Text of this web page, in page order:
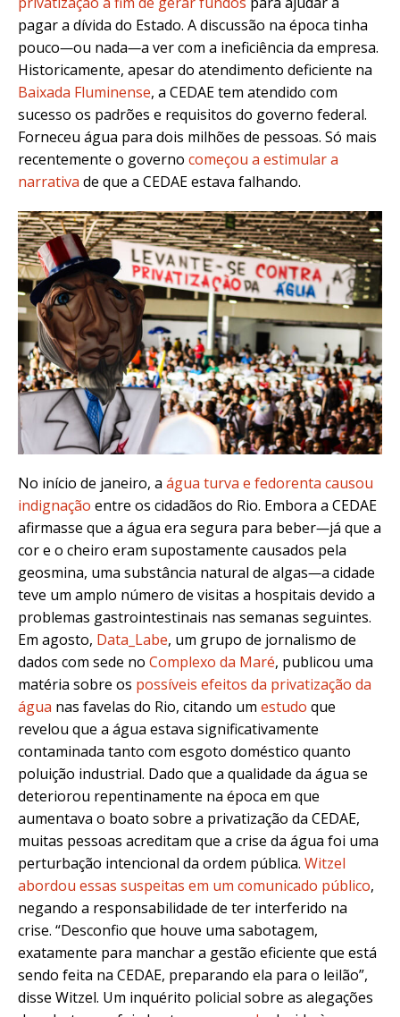
pagar a dívida do Estado. A discussão na época tinha
pouco—ou nada—a ver com a ineficiência da empresa.
Historicamente, apesar do atendimento deficiente na
Baixada Fluminense, a CEDAE tem atendido com
sucesso os padrões e requisitos do governo federal.
Forneceu água para dois milhões de pessoas. Só mais
recentemente o governo começou a estimular a
narrativa de que a CEDAE estava falhando.
No início de janeiro, a água turva e fedorenta causou
indignação entre os cidadãos do Rio. Embora a CEDAE
afirmasse que a água era segura para beber—já que a
cor e o cheiro eram supostamente causados pela
geosmina, uma substância natural de algas—a cidade
teve um amplo número de visitas a hospitais devido a
problemas gastrointestinais nas semanas seguintes.
Em agosto, Data_Labe, um grupo de jornalismo de
dados com sede no Complexo da Maré, publicou uma
matéria sobre os possíveis efeitos da privatização da
água nas favelas do Rio, citando um estudo que
revelou que a água estava significativamente
contaminada tanto com esgoto doméstico quanto
poluição industrial. Dado que a qualidade da água se
deteriorou repentinamente na época em que
aumentava o boato sobre a privatização da CEDAE,
muitas pessoas acreditam que a crise da água foi uma
perturbação intencional da ordem pública. Witzel
abordou essas suspeitas em um comunicado público,
negando a responsabilidade de ter interferido na
crise. “Desconfio que houve uma sabotagem,
exatamente para manchar a gestão eficiente que está
sendo feita na CEDAE, preparando ela para o leilão”,
disse Witzel. Um inquérito policial sobre as alegações